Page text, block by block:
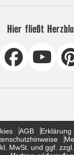
Hier fließt
AGB
Erklärung
MwSt. und ggf.